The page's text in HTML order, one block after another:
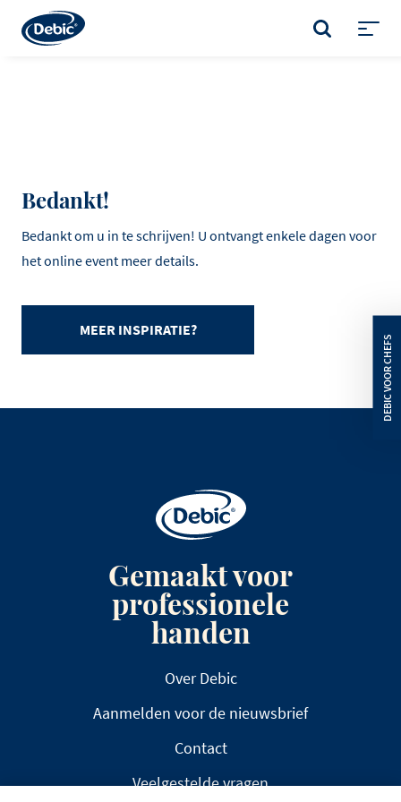
main
ZOEKEN
Bedankt!
Bedankt om u in te schrijven! U ontvangt enkele dagen voor
het online event meer details.
MEER INSPIRATIE?
Gemaakt voor
professionele
handen
Over Debic
Aanmelden voor de nieuwsbrief
Contact
Veelgestelde vragen